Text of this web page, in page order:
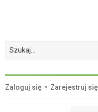
Zaloguj się • Zarejestruj się